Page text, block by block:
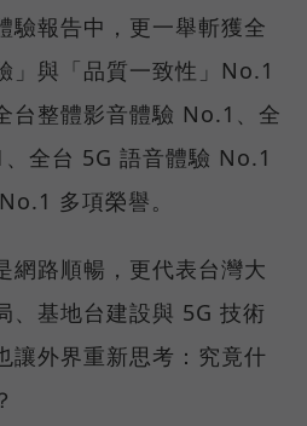
驗報告中，更一舉斬獲全
」與「品質一致性」No.1
台整體影音體驗 No.1、全
全台 5G 語音體驗 No.1
多項榮譽。
網路順暢，更代表台灣大
、基地台建設與 5G 技術
讓外界重新思考：究竟什